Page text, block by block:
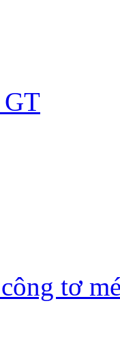
GT
tơ